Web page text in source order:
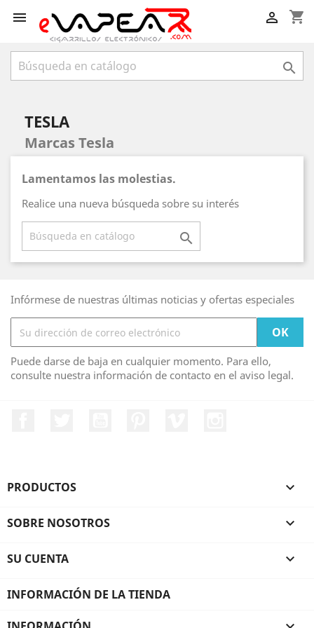
 shopping_cart


TESLA
Marcas Tesla
Lamentamos las molestias.
Realice una nueva búsqueda sobre su interés

Infórmese de nuestras últimas noticias y ofertas especiales
Puede darse de baja en cualquier momento. Para ello,
consulte nuestra información de contacto en el aviso legal.
PRODUCTOS 
SOBRE NOSOTROS 
SU CUENTA 
INFORMACIÓN DE LA TIENDA